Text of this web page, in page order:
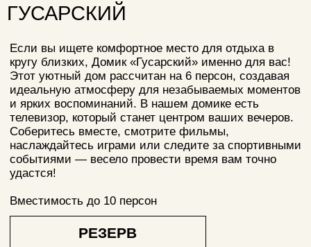
Получить консультацию, обсудить меню и
рассчитать банкет можно написав банкетному
менеджеру
Банкетный менеджер
РУСЛАН
РАССЧИТАТЬ БАНКЕТ
СКАЧАТЬ ПРЕЗЕНТАЦИЮ
РЕЗЕРВ
наслаждайтесь играми или следите за спортивными
событиями — весело провести время вам точно
Вместимость до 10 персон